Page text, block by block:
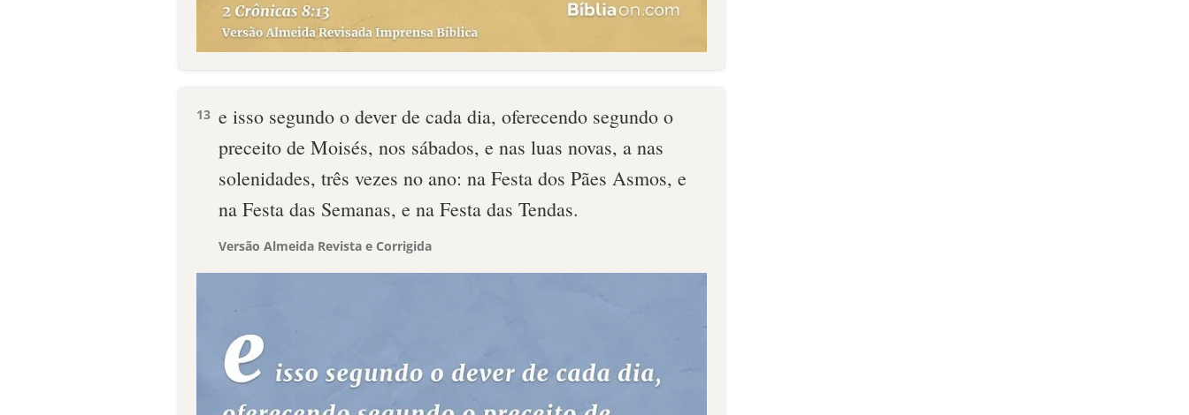
13 e isso segundo o dever de cada dia, oferecendo segundo o
preceito de Moisés, nos sábados, e nas luas novas, a nas
solenidades, três vezes no ano: na Festa dos Pães Asmos, e
na Festa das Semanas, e na Festa das Tendas.
Versão Almeida Revista e Corrigida